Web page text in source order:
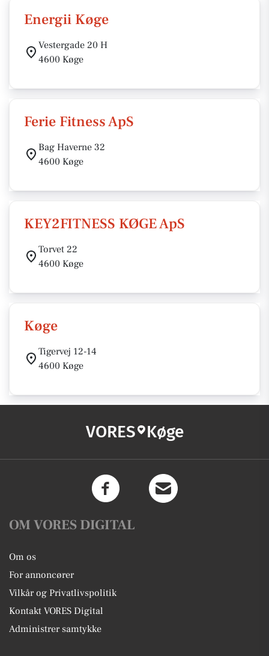
Energii Køge
Vestergade 20 H
4600 Køge
Ferie Fitness ApS
Bag Haverne 32
4600 Køge
KEY2FITNESS KØGE ApS
Torvet 22
4600 Køge
Køge
Tigervej 12-14
4600 Køge
VORES Køge
OM VORES DIGITAL
Om os
For annoncører
Vilkår og Privatlivspolitik
Kontakt VORES Digital
Administrer samtykke